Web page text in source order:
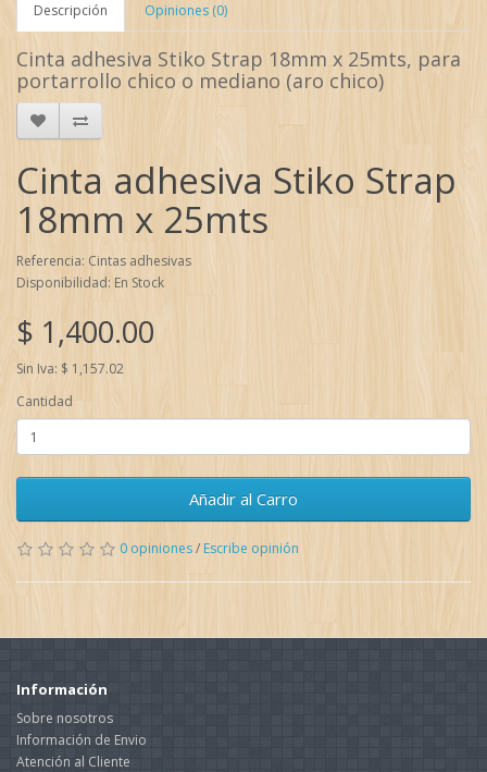
Descripción Opiniones (0)
Cinta adhesiva Stiko Strap 18mm x 25mts, para
portarrollo chico o mediano (aro chico)
Cinta adhesiva Stiko Strap
18mm x 25mts
Referencia: Cintas adhesivas
Disponibilidad: En Stock
$ 1,400.00
Sin Iva: $ 1,157.02
Cantidad
Añadir al Carro
0 opiniones/ Escribe opinión
Información
Sobre nosotros
Información de Envio
Atención al Cliente